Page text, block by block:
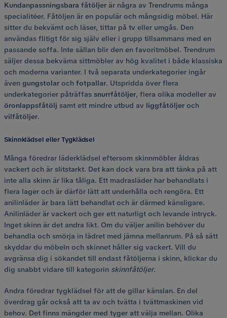
Kundanpassningsbara fåtöljer är några av Trendrums många
specialitéer. Fåtöljen är en populär och mångsidig möbel. Här
sitter du bekvämt och läser, tittar på tv eller umgås. Den
användas flitigt för sig själv eller i grupp tillsammans med en
passande soffa. Inte sällan blir den en favoritmöbel. Trendrum
säljer dessa bekväma sittmöbler av hög kvalitet i både klassiska
och moderna varianter. I två separata underkategorier ingår
även gungstolar och fotpallar. Utspridda över flera
underkategorier påträffas snurrfåtöljer, flera olika modeller av
öronlappsfåtölj samt ett mindre utbud av liggfåtöljer och
vilfåtöljer.
Skinnklädsel eller Tygklädsel
Många föredrar läderklädsel eftersom skinnmöbler åldras
vackert och är slitstarkt. Det kan dock vara bra att tänka på att
inte alla skinn är lika tåliga. Ett madrasläder har behandlats i
flera lager och är därför lätt att underhålla och rengöra. Ett
anilinläder är bara lätt behandlat och är därmed känsligare.
Anilinläder är vackert och ger ett naturligt och levande intryck.
Inget skinn är det andra likt. Om du väljer anilin behöver du
behandla och smörja in lädret med jämna mellanrum. På så sätt
skyddar du möbeln och skinnet håller sig vackert. Vill du
avgränsa dig i sökandet till endast fåtöljerna i skinn, klickar du
dig snabbt vidare till kategorin skinnfåtöljer.
Andra föredrar tygklädsel för att de gillar känslan. En del
överdrag går också att ta av och tvätta i tvättmaskinen vid
behov. Det finns mängder med tyger att välja mellan. Olika